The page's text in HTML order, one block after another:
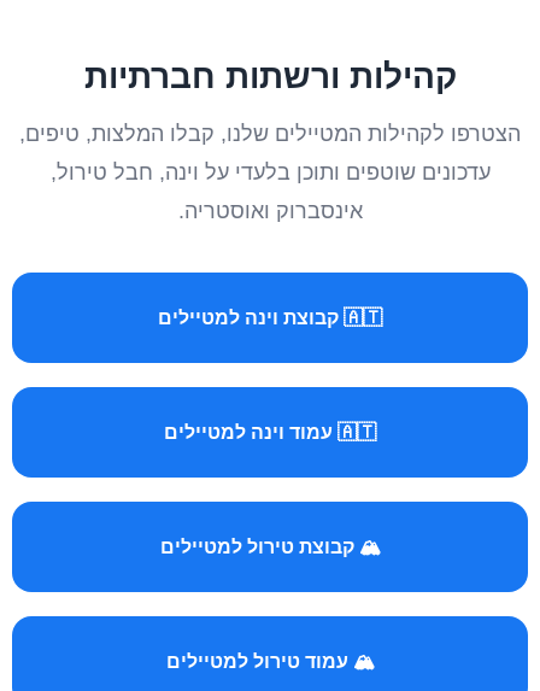
קהילות ורשתות חברתיות
הצטרפו לקהילות המטיילים שלנו, קבלו המלצות, טיפים,
עדכונים שוטפים ותוכן בלעדי על וינה, חבל טירול,
אינסברוק ואוסטריה.
🇦🇹 קבוצת וינה למטיילים
🇦🇹 עמוד וינה למטיילים
🏔️ קבוצת טירול למטיילים
🏔️ עמוד טירול למטיילים